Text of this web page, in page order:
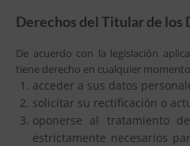
Derechos del Titular de los
De acuerdo con la legislación
tiene derecho en cualquier
acceder a sus datos
solicitar su rectificación o
oponerse al tratamiento
estrictamente necesarios